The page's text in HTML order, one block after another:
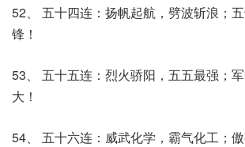
52、 五十四连：扬帆起航，劈波斩浪；
锋！
53、 五十五连：烈火骄阳，五五最强；
大！
54、 五十六连：威武化学，霸气化工；